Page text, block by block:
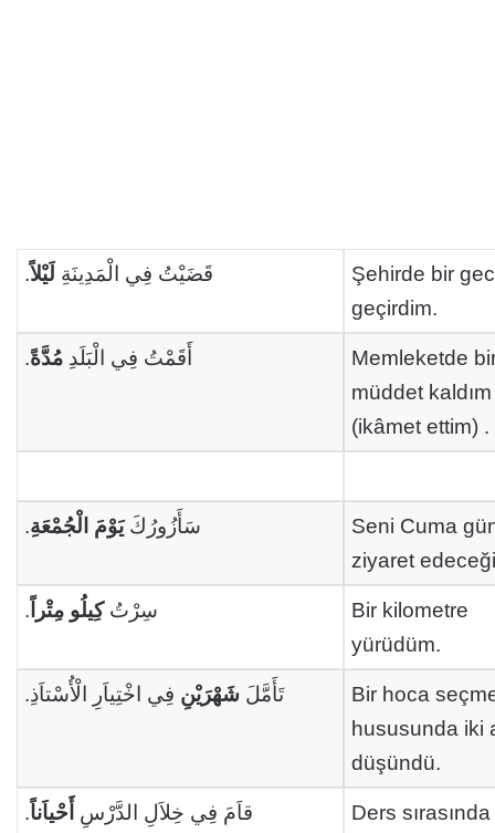
قَضَيْتُ فِي الْمَدِينَةِ لَيْلاً.
Şehirde bir
geçirdim.
أَقَمْتُ فِي الْبَلَدِ مُدَّةً.
Memleketde
müddet kaldım
(ikâmet ettim) .
سَأَزُورُكَيَوْمَ الْجُمْعَةِ.
Seni Cuma
ziyaret
سِرْتُكِيلُو مِتْراً .
Bir kilometre
yürüdüm.
تَأَمَّلَ شَهْرَيْنِ فِي اخْتِياَرِ الْأُسْتاَذِ.
Bir hoca
hususunda iki
düşündü.
قاَمَ فِي خِلاَلِ الدَّرْسِ أَحْياَناً.
Ders sırasında